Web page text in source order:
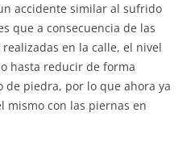
accidente similar al sufrido
que a consecuencia de las
en la calle, el nivel
hasta reducir de forma
de piedra, por lo que ahora ya
mismo con las piernas en